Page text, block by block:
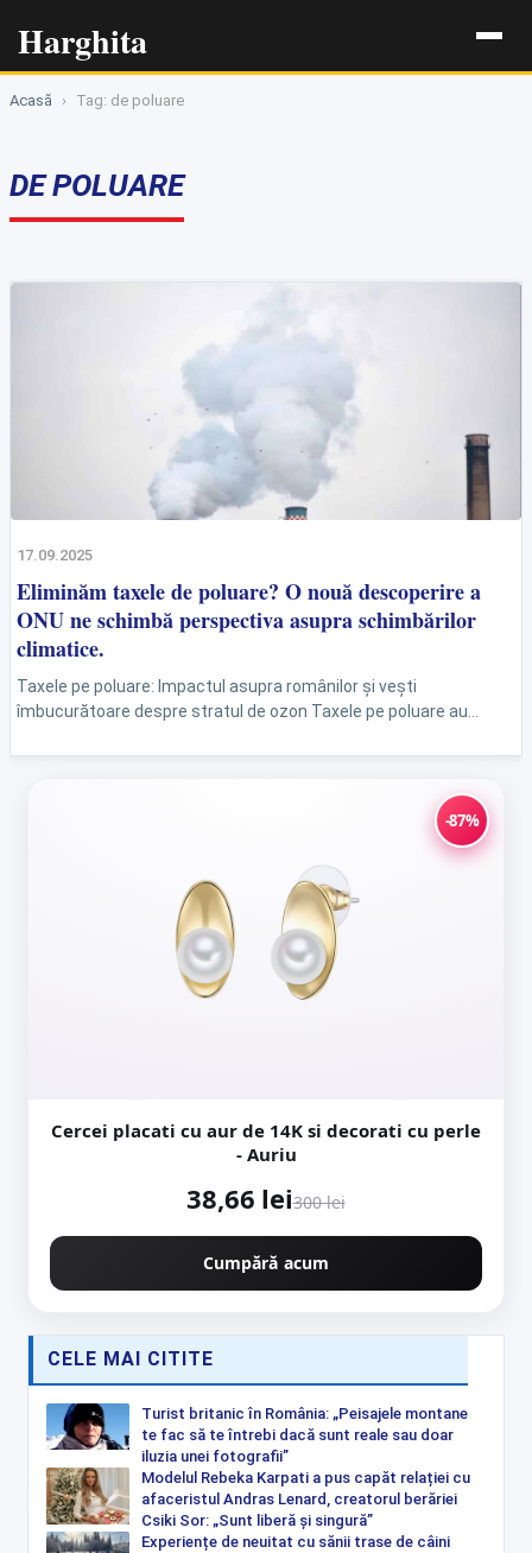
Harghita
Acasă › Tag: de poluare
DE POLUARE
17.09.2025
Eliminăm taxele de poluare? O nouă descoperire a
ONU ne schimbă perspectiva asupra schimbărilor
climatice.
Taxele pe poluare: Impactul asupra românilor și vești
îmbucurătoare despre stratul de ozon Taxele pe poluare au
-87%
Cercei placati cu aur de 14K si decorati cu perle
- Auriu
38,66 lei300 lei
Cumpără acum
CELE MAI CITITE
Turist britanic în România: „Peisajele montane
te fac să te întrebi dacă sunt reale sau doar
iluzia unei fotografii”
Modelul Rebeka Karpati a pus capăt relației cu
afaceristul Andras Lenard, creatorul berăriei
Csiki Sor: „Sunt liberă și singură”
Experiențe de neuitat cu sănii trase de câini